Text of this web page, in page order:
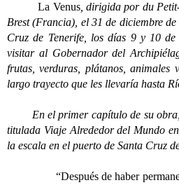
La Venus, dirigida por du
Brest (Francia), el 31 de diciembre
Cruz de Tenerife, los días 9 y 10 de
visitar al Gobernador del
frutas, verduras, plátanos, animales
largo trayecto que les llevaría hasta
En el primer capítulo de su obra,
titulada Viaje Alrededor del Mundo
la escala en el puerto de Santa Cruz
“Después de haber